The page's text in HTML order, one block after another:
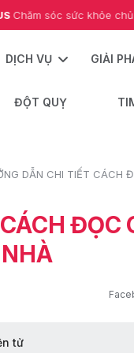
sức khỏe chủ động
DỊCH VỤ GIẢI
ĐỘT QUỴ
ĐỌC
tử